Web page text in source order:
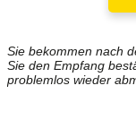
Sie bekommen nach
Sie den Empfang
problemlos wieder